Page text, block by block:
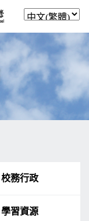
校務行政
學習資源